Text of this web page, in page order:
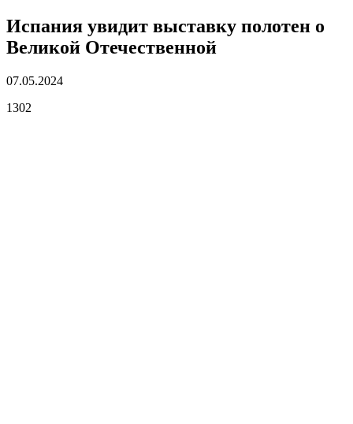
Испания увидит выставку полотен о
Великой Отечественной
07.05.2024
1302